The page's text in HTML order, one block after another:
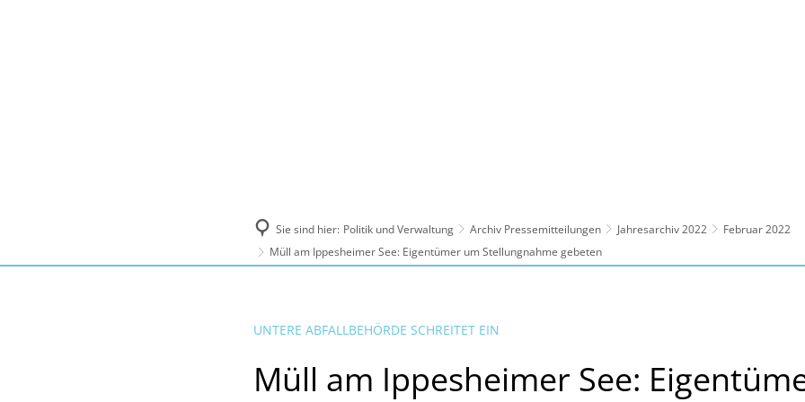
Sie sind hier: Politik und Verwaltung Archiv Pressemitteilungen Jahresarchiv 2022
Februar 2022
Müll am Ippesheimer See: Eigentümer um Stellungnahme gebeten
UNTERE ABFALLBEHÖRDE SCHREITET EIN
Müll am Ippesheimer See: